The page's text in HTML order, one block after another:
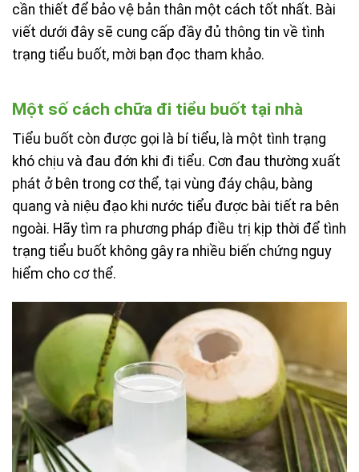
cần thiết để bảo vệ bản thân một cách tốt nhất. Bài
viết dưới đây sẽ cung cấp đầy đủ thông tin về tình
trạng tiểu buốt, mời bạn đọc tham khảo.
Một số cách chữa đi tiểu buốt tại nhà
Tiểu buốt còn được gọi là bí tiểu, là một tình trạng
khó chịu và đau đớn khi đi tiểu. Cơn đau thường xuất
phát ở bên trong cơ thể, tại vùng đáy chậu, bàng
quang và niệu đạo khi nước tiểu được bài tiết ra bên
ngoài. Hãy tìm ra phương pháp điều trị kịp thời để tình
trạng tiểu buốt không gây ra nhiều biến chứng nguy
hiểm cho cơ thể.